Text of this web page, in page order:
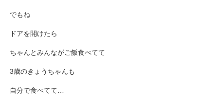
でもね
ドアを開けたら
ちゃんとみんながご飯食べてて
3歳のきょうちゃんも
自分で食べてて…